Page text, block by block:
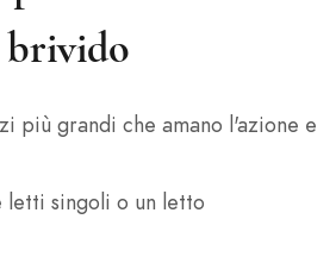
brivido
più grandi che amano l'azione e
letti singoli o un letto